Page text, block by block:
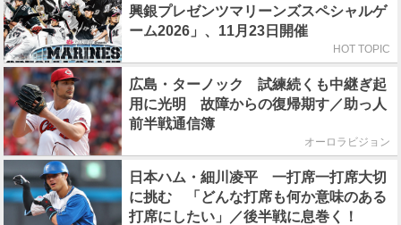
興銀プレゼンツマリーンズスペシャルゲ
ーム2026」、11月23日開催
HOT TOPIC
広島・ターノック 試練続くも中継ぎ起
用に光明 故障からの復帰期す／助っ人
前半戦通信簿
オーロラビジョン
日本ハム・細川凌平 一打席一打席大切
に挑む 「どんな打席も何か意味のある
打席にしたい」／後半戦に息巻く！